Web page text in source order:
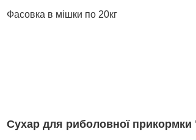
Фасовка в мішки по 20кг
Сухар для риболовної